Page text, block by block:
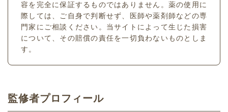
容を完全に保証するものではありません。薬の使用に
際しては、ご自身で判断せず、医師や薬剤師などの専
門家にご相談ください。当サイトによって生じた損害
について、その賠償の責任を一切負わないものとしま
す。
監修者プロフィール